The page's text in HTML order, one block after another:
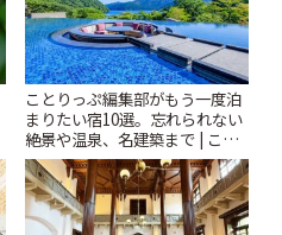
ことりっぷ編集部がもう一度泊
まりたい宿10選。忘れられない
絶景や温泉、名建築まで | こと
りっぷ